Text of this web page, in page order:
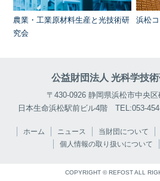
農業・工業原材料生産と光技術研
究会
浜松
公益財団法人 光科学技
〒430-0926 静岡県浜松市中央
日本生命浜松駅前ビル4階 TEL:053-
ホーム ニュース 当財団について
個人情報の取り扱いについて
COPYRIGHT © REFOST ALL